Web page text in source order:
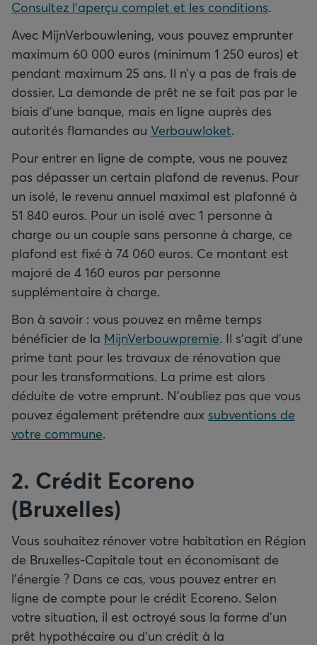
Consultez l’aperçu complet et les conditions.
Avec MijnVerbouwlening, vous pouvez emprunter
maximum 60 000 euros (minimum 1 250 euros) et
pendant maximum 25 ans. Il n’y a pas de frais de
dossier. La demande de prêt ne se fait pas par le
biais d’une banque, mais en ligne auprès des
autorités flamandes au Verbouwloket.
Pour entrer en ligne de compte, vous ne pouvez
pas dépasser un certain plafond de revenus. Pour
un isolé, le revenu annuel maximal est plafonné à
51 840 euros. Pour un isolé avec 1 personne à
charge ou un couple sans personne à charge, ce
plafond est fixé à 74 060 euros. Ce montant est
majoré de 4 160 euros par personne
supplémentaire à charge.
Bon à savoir : vous pouvez en même temps
bénéficier de la MijnVerbouwpremie. Il s’agit d’une
prime tant pour les travaux de rénovation que
pour les transformations. La prime est alors
déduite de votre emprunt. N’oubliez pas que vous
pouvez également prétendre aux subventions de
votre commune.
2. Crédit Ecoreno
(Bruxelles)
Vous souhaitez rénover votre habitation en Région
de Bruxelles-Capitale tout en économisant de
l’énergie ? Dans ce cas, vous pouvez entrer en
ligne de compte pour le crédit Ecoreno. Selon
votre situation, il est octroyé sous la forme d’un
prêt hypothécaire ou d’un crédit à la